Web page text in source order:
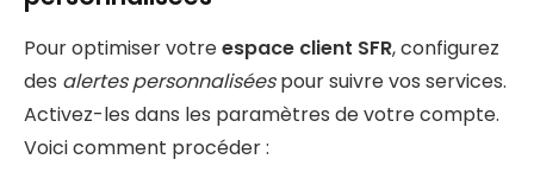
Pour optimiser votreespace client SFR, configurez
des alertes personnaliséespour suivre vos services.
Activez-les dans les paramètres de votre compte.
Voici comment procéder :